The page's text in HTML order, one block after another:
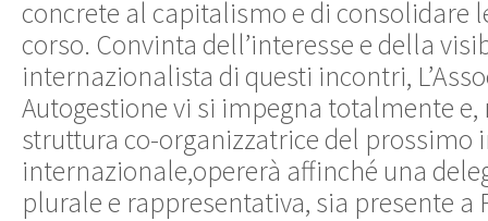
concrete al capitalismo e di consolidare
corso. Convinta dell’interesse e della
internazionalista di questi incontri,
Autogestione vi si impegna totalmente
struttura co-organizzatrice del prossimo
internazionale,opererà affinché una
plurale e rappresentativa, sia presente a